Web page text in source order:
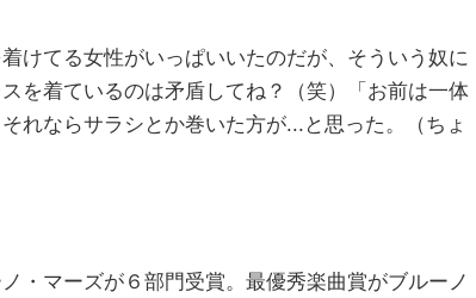
けてる女性がいっぱいいたのだが、そういう奴に
を着ているのは矛盾してね？（笑）「お前は一体
れならサラシとか巻いた方が...と思った。（ちょ
・マーズが６部門受賞。最優秀楽曲賞がブルーノ